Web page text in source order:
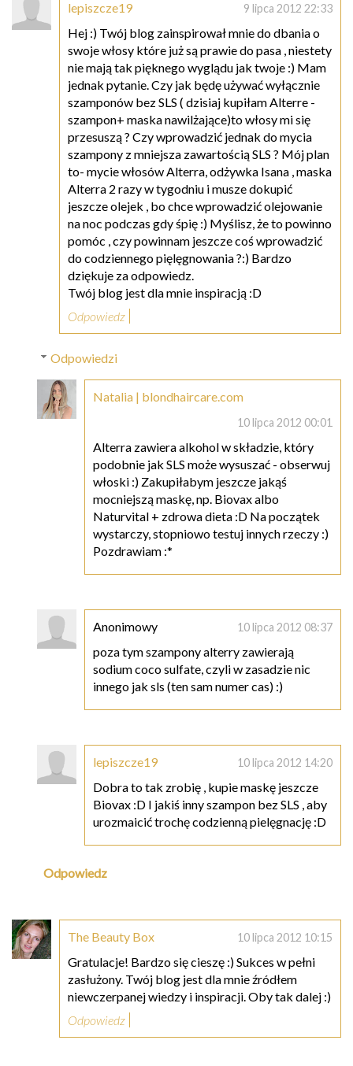
lepiszcze19 9 lipca 2012 22:33
Hej :) Twój blog zainspirował mnie do dbania o
swoje włosy które już są prawie do pasa , niestety
nie mają tak pięknego wyglądu jak twoje :) Mam
jednak pytanie. Czy jak będę używać wyłącznie
szamponów bez SLS ( dzisiaj kupiłam Alterre -
szampon+ maska nawilżające)to włosy mi się
przesuszą ? Czy wprowadzić jednak do mycia
szampony z mniejsza zawartością SLS ? Mój plan
to- mycie włosów Alterra, odżywka Isana , maska
Alterra 2 razy w tygodniu i musze dokupić
jeszcze olejek , bo chce wprowadzić olejowanie
na noc podczas gdy śpię :) Myślisz, że to powinno
pomóc , czy powinnam jeszcze coś wprowadzić
do codziennego pięlęgnowania ?:) Bardzo
dziękuje za odpowiedz.
Twój blog jest dla mnie inspiracją :D
Odpowiedz
Odpowiedzi
Natalia | blondhaircare.com
10 lipca 2012 00:01
Alterra zawiera alkohol w składzie, który
podobnie jak SLS może wysuszać - obserwuj
włoski :) Zakupiłabym jeszcze jakąś
mocniejszą maskę, np. Biovax albo
Naturvital + zdrowa dieta :D Na początek
wystarczy, stopniowo testuj innych rzeczy :)
Pozdrawiam :*
Anonimowy 10 lipca 2012 08:37
poza tym szampony alterry zawierają
sodium coco sulfate, czyli w zasadzie nic
innego jak sls (ten sam numer cas) :)
lepiszcze19 10 lipca 2012 14:20
Dobra to tak zrobię , kupie maskę jeszcze
Biovax :D I jakiś inny szampon bez SLS , aby
urozmaicić trochę codzienną pielęgnację :D
Odpowiedz
The Beauty Box 10 lipca 2012 10:15
Gratulacje! Bardzo się cieszę :) Sukces w pełni
zasłużony. Twój blog jest dla mnie źródłem
niewczerpanej wiedzy i inspiracji. Oby tak dalej :)
Odpowiedz